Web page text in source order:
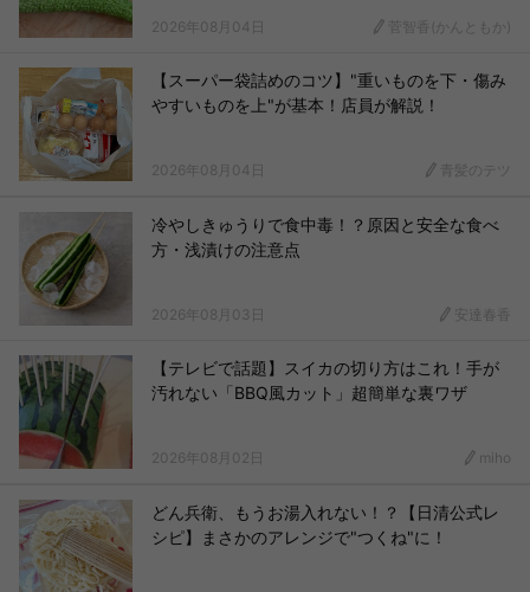
2026年08月04日 菅智香(かんともか)
【スーパー袋詰めのコツ】"重いものを下・傷み
やすいものを上"が基本！店員が解説！
2026年08月04日 青髪のテツ
冷やしきゅうりで食中毒！？原因と安全な食べ
方・浅漬けの注意点
2026年08月03日 安達春香
【テレビで話題】スイカの切り方はこれ！手が
汚れない「BBQ風カット」超簡単な裏ワザ
2026年08月02日 miho
どん兵衛、もうお湯入れない！？【日清公式レ
シピ】まさかのアレンジで"つくね"に！